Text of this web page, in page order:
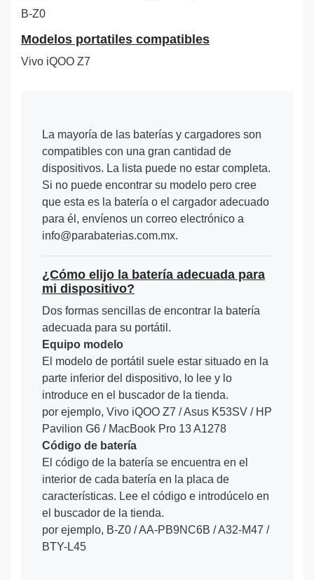
B-Z0
Modelos portatiles compatibles
Vivo iQOO Z7
La mayoría de las baterías y cargadores son
compatibles con una gran cantidad de
dispositivos. La lista puede no estar completa.
Si no puede encontrar su modelo pero cree
que esta es la batería o el cargador adecuado
para él, envíenos un correo electrónico a
info@parabaterias.com.mx.
¿Cómo elijo la batería adecuada para
mi dispositivo?
Dos formas sencillas de encontrar la batería
adecuada para su portátil.
Equipo modelo
El modelo de portátil suele estar situado en la
parte inferior del dispositivo, lo lee y lo
introduce en el buscador de la tienda.
por ejemplo, Vivo iQOO Z7 / Asus K53SV / HP
Pavilion G6 / MacBook Pro 13 A1278
Código de batería
El código de la batería se encuentra en el
interior de cada batería en la placa de
características. Lee el código e introdúcelo en
el buscador de la tienda.
por ejemplo, B-Z0 / AA-PB9NC6B / A32-M47 /
BTY-L45